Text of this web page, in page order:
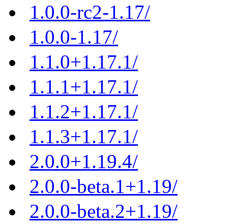
1.0.0-rc2-1.17/
1.0.0-1.17/
1.1.0+1.17.1/
1.1.1+1.17.1/
1.1.2+1.17.1/
1.1.3+1.17.1/
2.0.0+1.19.4/
2.0.0-beta.1+1.19/
2.0.0-beta.2+1.19/